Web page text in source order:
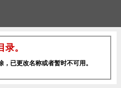
。
已更改名称或者暂时不可用。